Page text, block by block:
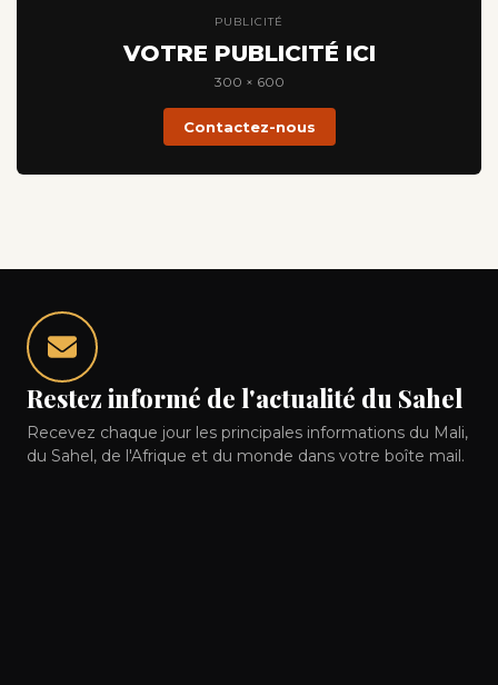
PUBLICITÉ
VOTRE PUBLICITÉ ICI
300 × 600
Contactez-nous
Restez informé de l'actualité du Sahel
Recevez chaque jour les principales informations du Mali,
du Sahel, de l'Afrique et du monde dans votre boîte mail.